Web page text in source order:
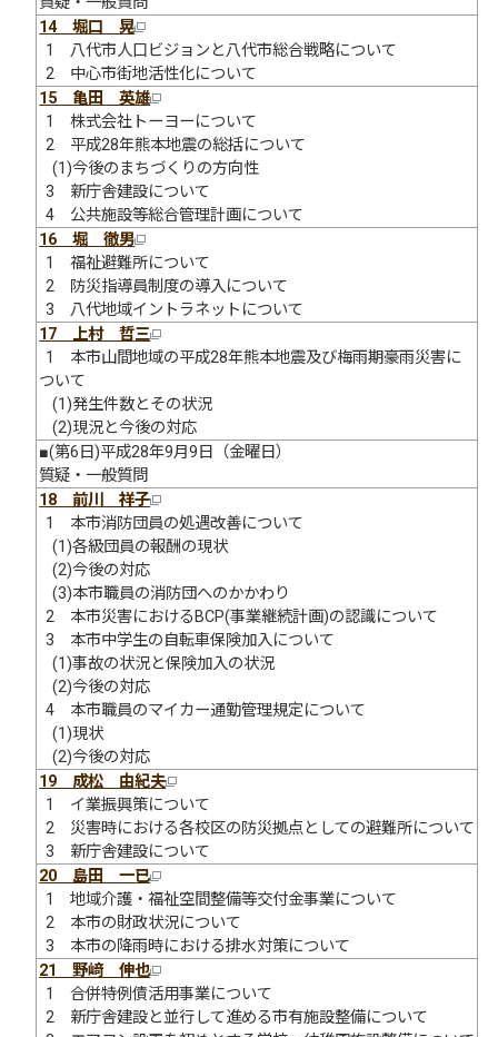
14 堀口 晃
1 八代市人口ビジョンと八代市総合戦略について
2 中心市街地活性化について
15 亀田 英雄
1 株式会社トーヨーについて
2 平成28年熊本地震の総括について
(1)今後のまちづくりの方向性
3 新庁舎建設について
4 公共施設等総合管理計画について
16 堀 徹男
1 福祉避難所について
2 防災指導員制度の導入について
3 八代地域イントラネットについて
17 上村 哲三
1 本市山間地域の平成28年熊本地震及び梅雨期豪雨災害に
ついて
(1)発生件数とその状況
(2)現況と今後の対応
■(第6日)平成28年9月9日（金曜日）
質疑・一般質問
18 前川 祥子
1 本市消防団員の処遇改善について
(1)各級団員の報酬の現状
(2)今後の対応
(3)本市職員の消防団へのかかわり
2 本市災害におけるBCP(事業継続計画)の認識について
3 本市中学生の自転車保険加入について
(1)事故の状況と保険加入の状況
(2)今後の対応
4 本市職員のマイカー通勤管理規定について
(1)現状
(2)今後の対応
19 成松 由紀夫
1 イ業振興策について
2 災害時における各校区の防災拠点としての避難所について
3 新庁舎建設について
20 島田 一已
1 地域介護・福祉空間整備等交付金事業について
2 本市の財政状況について
3 本市の降雨時における排水対策について
21 野﨑 伸也
1 合併特例債活用事業について
2 新庁舎建設と並行して進める市有施設整備について